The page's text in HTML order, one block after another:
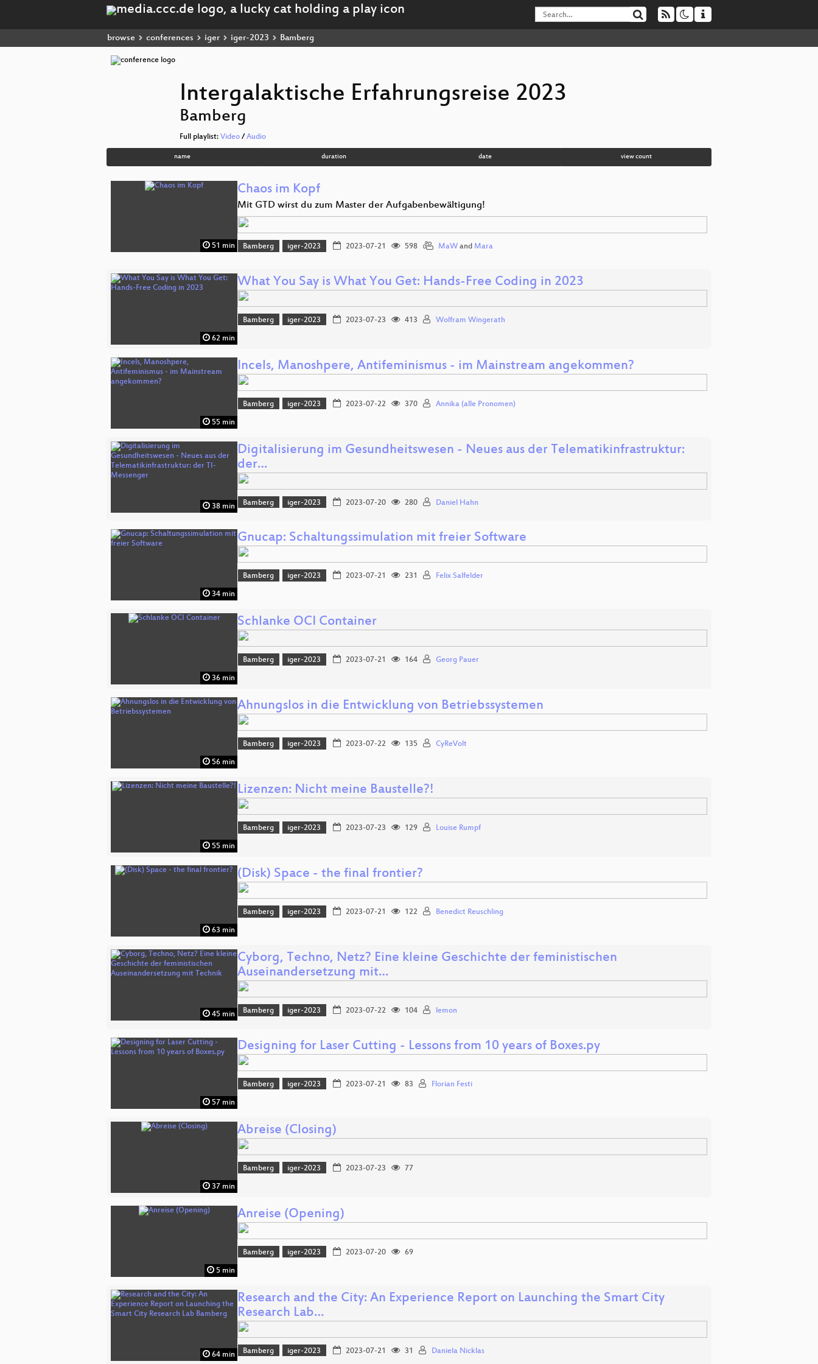
browse conferences iger iger-2023 Bamberg
Intergalaktische Erfahrungsreise 2023
Bamberg
Full playlist: Video / Audio
name duration date view count
51 min
Chaos im Kopf
Mit GTD wirst du zum Master der Aufgabenbewältigung!
Bamberg iger-2023 2023-07-21 598 MaWand Mara
62 min
What You Say is What You Get: Hands-Free Coding in 2023
Bamberg iger-2023 2023-07-23 413 Wolfram Wingerath
55 min
Incels, Manoshpere, Antifeminismus - im Mainstream angekommen?
Bamberg iger-2023 2023-07-22 370 Annika (alle Pronomen)
38 min
Digitalisierung im Gesundheitswesen - Neues aus der Telematikinfrastruktur:
der…
Bamberg iger-2023 2023-07-20 280 Daniel Hahn
34 min
Gnucap: Schaltungssimulation mit freier Software
Bamberg iger-2023 2023-07-21 231 Felix Salfelder
36 min
Schlanke OCI Container
Bamberg iger-2023 2023-07-21 164 Georg Pauer
56 min
Ahnungslos in die Entwicklung von Betriebssystemen
Bamberg iger-2023 2023-07-22 135 CyReVolt
55 min
Lizenzen: Nicht meine Baustelle?!
Bamberg iger-2023 2023-07-23 129 Louise Rumpf
63 min
(Disk) Space - the final frontier?
Bamberg iger-2023 2023-07-21 122 Benedict Reuschling
45 min
Cyborg, Techno, Netz? Eine kleine Geschichte der feministischen
Auseinandersetzung mit…
Bamberg iger-2023 2023-07-22 104 lemon
57 min
Designing for Laser Cutting - Lessons from 10 years of Boxes.py
Bamberg iger-2023 2023-07-21 83 Florian Festi
37 min
Abreise (Closing)
Bamberg iger-2023 2023-07-23 77
5 min
Anreise (Opening)
Bamberg iger-2023 2023-07-20 69
64 min
Research and the City: An Experience Report on Launching the Smart City
Research Lab…
Bamberg iger-2023 2023-07-21 31 Daniela Nicklas